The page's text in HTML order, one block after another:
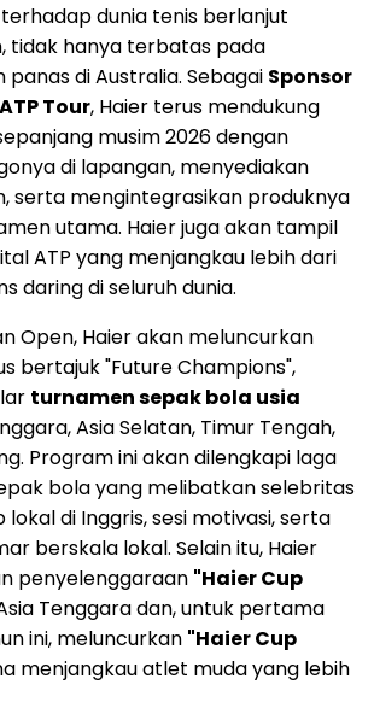
dunia tenis berlanjut
tidak hanya terbatas pada
di Australia. Sebagai Sponsor
Tour, Haier terus mendukung
musim 2026 dengan
di lapangan, menyediakan
serta mengintegrasikan produknya
utama. Haier juga akan tampil
ATP yang menjangkau lebih dari
daring di seluruh dunia.
Open, Haier akan meluncurkan
bertajuk "Future Champions",
turnamen sepak bola usia
Asia Selatan, Timur Tengah,
Program ini akan dilengkapi laga
bola yang melibatkan selebritas
di Inggris, sesi motivasi, serta
berskala lokal. Selain itu, Haier
penyelenggaraan "Haier Cup
Tenggara dan, untuk pertama
ini, meluncurkan "Haier Cup
menjangkau atlet muda yang lebih